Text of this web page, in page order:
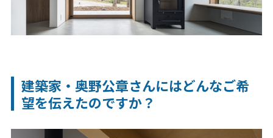
建築家・奥野公章さんにはどんなご希
望を伝えたのですか？